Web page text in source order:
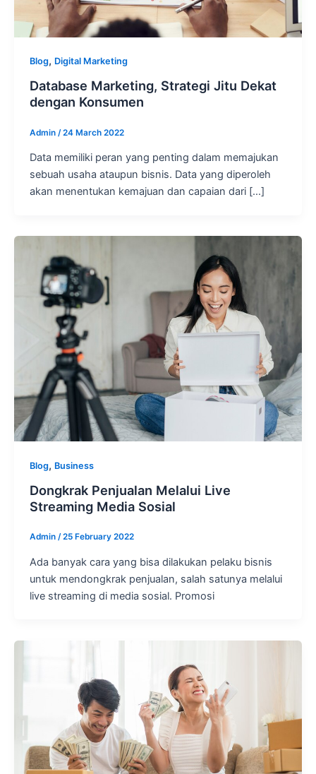
Blog, Digital Marketing
Database Marketing, Strategi Jitu Dekat
dengan Konsumen
Admin /24 March 2022
Data memiliki peran yang penting dalam memajukan
sebuah usaha ataupun bisnis. Data yang diperoleh
akan menentukan kemajuan dan capaian dari […]
Blog, Business
Dongkrak Penjualan Melalui Live
Streaming Media Sosial
Admin /25 February 2022
Ada banyak cara yang bisa dilakukan pelaku bisnis
untuk mendongkrak penjualan, salah satunya melalui
live streaming di media sosial. Promosi